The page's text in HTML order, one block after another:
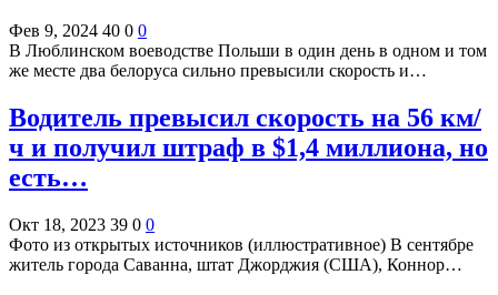
Фев 9, 2024 40 0 0
В Люблинском воеводстве Польши в один день в одном и том
же месте два белоруса сильно превысили скорость и…
Водитель превысил скорость на 56 км/
ч и получил штраф в $1,4 миллиона, но
есть…
Окт 18, 2023 39 0 0
Фото из открытых источников (иллюстративное) В сентябре
житель города Саванна, штат Джорджия (США), Коннор…